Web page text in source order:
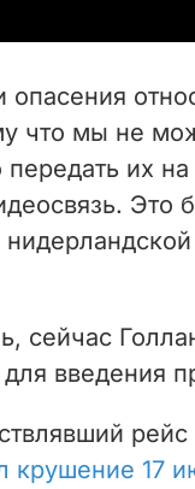
i
d
e
что мы не
их на
Это
сейчас
для введения
крушение 17